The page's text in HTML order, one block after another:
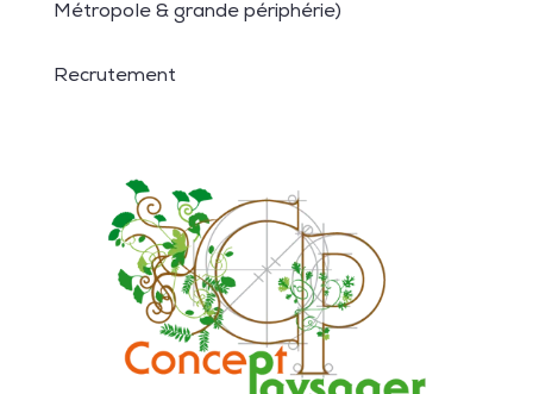
Métropole & grande périphérie)
Recrutement